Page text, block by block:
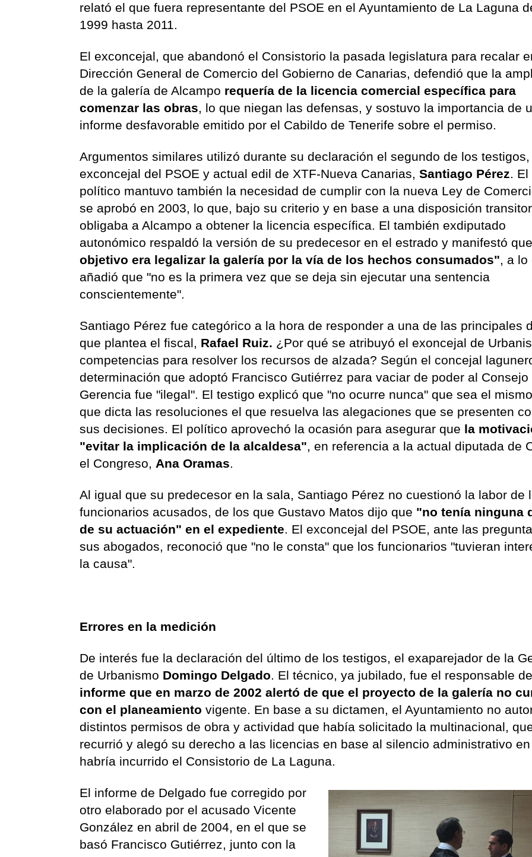
relató el que fuera representante del PSOE en el Ayuntamiento de La Laguna
1999 hasta 2011.
El exconcejal, que abandonó el Consistorio la pasada legislatura para recalar
Dirección General de Comercio del Gobierno de Canarias, defendió que la
de la galería de Alcampo requería de la licencia comercial específica para
comenzar las obras, lo que niegan las defensas, y sostuvo la importancia de
informe desfavorable emitido por el Cabildo de Tenerife sobre el permiso.
Argumentos similares utilizó durante su declaración el segundo de los
exconcejal del PSOE y actual edil de XTF-Nueva Canarias,Santiago Pérez. El
político mantuvo también la necesidad de cumplir con la nueva Ley de
se aprobó en 2003, lo que, bajo su criterio y en base a una disposición
obligaba a Alcampo a obtener la licencia específica. El también exdiputado
autonómico respaldó la versión de su predecesor en el estrado y manifestó
objetivo era legalizar la galería por la vía de los hechos consumados", a lo
añadió que "no es la primera vez que se deja sin ejecutar una sentencia
conscientemente".
Santiago Pérez fue categórico a la hora de responder a una de las principales
que plantea el fiscal, Rafael Ruiz. ¿Por qué se atribuyó el exoncejal de
competencias para resolver los recursos de alzada? Según el concejal
determinación que adoptó Francisco Gutiérrez para vaciar de poder al Consejo
Gerencia fue "ilegal". El testigo explicó que "no ocurre nunca" que sea el
que dicta las resoluciones el que resuelva las alegaciones que se presenten
sus decisiones. El político aprovechó la ocasión para asegurar que la
"evitar la implicación de la alcaldesa", en referencia a la actual diputada de
el Congreso, Ana Oramas.
Al igual que su predecesor en la sala, Santiago Pérez no cuestionó la labor de
funcionarios acusados, de los que Gustavo Matos dijo que "no tenía ninguna
de su actuación" en el expediente. El exconcejal del PSOE, ante las
sus abogados, reconoció que "no le consta" que los funcionarios "tuvieran
la causa".
Errores en la medición
De interés fue la declaración del último de los testigos, el exaparejador de la
de Urbanismo Domingo Delgado. El técnico, ya jubilado, fue el responsable
informe que en marzo de 2002 alertó de que el proyecto de la galería no
con el planeamiento vigente. En base a su dictamen, el Ayuntamiento no
distintos permisos de obra y actividad que había solicitado la multinacional,
recurrió y alegó su derecho a las licencias en base al silencio administrativo
habría incurrido el Consistorio de La Laguna.
El informe de Delgado fue corregido por
otro elaborado por el acusado Vicente
González en abril de 2004, en el que se
basó Francisco Gutiérrez, junto con la